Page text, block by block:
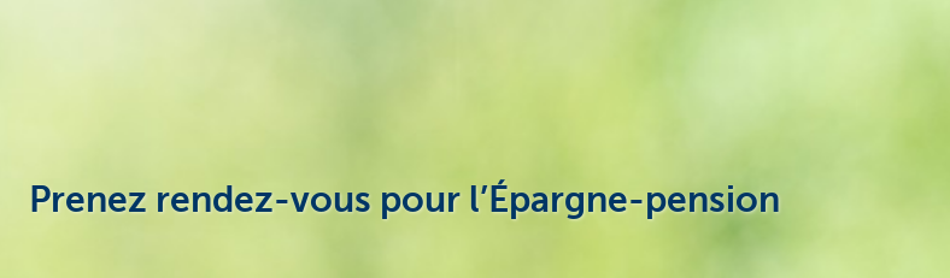
Prenez rendez-vous pour l’Épargne-pension